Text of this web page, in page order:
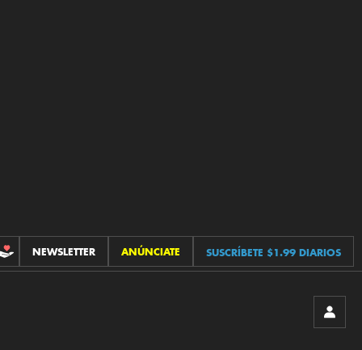
CONTRIBUCIONES
NEWSLETTER ANÚNCIATE SUSCRÍBETE $1.99 DIARIOS